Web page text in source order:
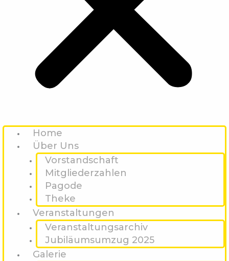
Home
Über Uns
Vorstandschaft
Mitgliederzahlen
Pagode
Theke
Veranstaltungen
Veranstaltungsarchiv
Jubiläumsumzug 2025
Galerie